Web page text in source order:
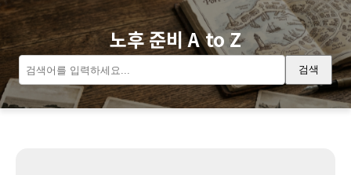
노후 준비 A to Z
검색